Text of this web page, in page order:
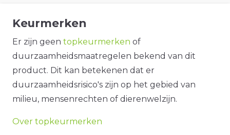
Keurmerken
Er zijn geen topkeurmerken of
duurzaamheidsmaatregelen bekend van dit
product. Dit kan betekenen dat er
duurzaamheidsrisico's zijn op het gebied van
milieu, mensenrechten of dierenwelzijn.
Over topkeurmerken